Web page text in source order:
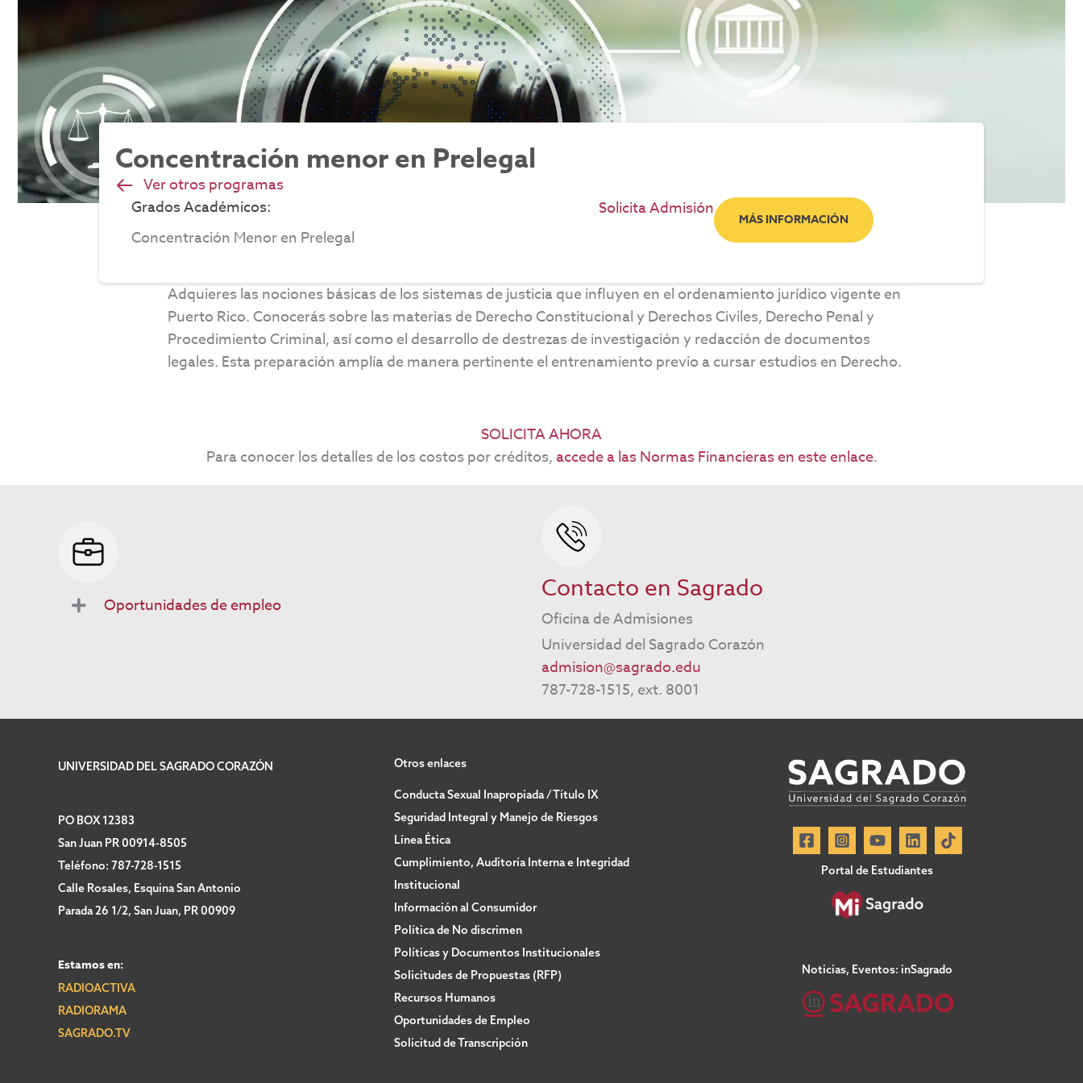
Concentración menor en Prelegal
Ver otros programas
Grados Académicos:
Concentración Menor en Prelegal
Solicita Admisión
MÁS INFORMACIÓN
Adquieres las nociones básicas de los sistemas de justicia que influyen en el ordenamiento jurídico vigente en
Puerto Rico. Conocerás sobre las materias de Derecho Constitucional y Derechos Civiles, Derecho Penal y
Procedimiento Criminal, así como el desarrollo de destrezas de investigación y redacción de documentos
legales. Esta preparación amplía de manera pertinente el entrenamiento previo a cursar estudios en Derecho.
SOLICITA AHORA
Para conocer los detalles de los costos por créditos, accede a las Normas Financieras en este enlace.
Oportunidades de empleo
Contacto en Sagrado
Oficina de Admisiones
Universidad del Sagrado Corazón
admision@sagrado.edu
787-728-1515, ext. 8001
UNIVERSIDAD DEL SAGRADO CORAZÓN
PO BOX 12383
San Juan PR 00914-8505
Teléfono: 787-728-1515
Calle Rosales, Esquina San Antonio
Parada 26 1/2, San Juan, PR 00909
Estamos en:
RADIOACTIVA
RADIORAMA
SAGRADO.TV
Otros enlaces
Conducta Sexual Inapropiada / Título IX
Seguridad Integral y Manejo de Riesgos
Línea Ética
Cumplimiento, Auditoría Interna e Integridad
Institucional
Información al Consumidor
Política de No discrimen
Políticas y Documentos Institucionales
Solicitudes de Propuestas (RFP)
Recursos Humanos
Oportunidades de Empleo
Solicitud de Transcripción
Portal de Estudiantes
Noticias, Eventos: inSagrado